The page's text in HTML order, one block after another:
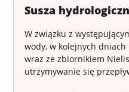
Susza
W związku z
wody, w kolejnych
wraz ze zbiornikiem
utrzymywanie się